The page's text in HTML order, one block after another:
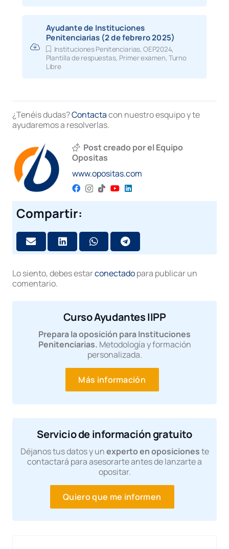
Ayudante de Instituciones
Penitenciarias (2 de febrero 2025)
Instituciones Penitenciarias,OEP2024,
Plantilla de respuestas, Primer examen,Turno
Libre
¿Tenéis dudas?Contactacon nuestro esquipo y te
ayudaremos a resolverlas.
Post creado por el Equipo
Opositas
www.opositas.com
Compartir:
Lo siento, debes estarconectadopara publicar un
comentario.
Curso Ayudantes IIPP
Prepara la oposición para Instituciones
Penitenciarias. Metodología y formación
personalizada.
Más información
Servicio de información gratuito
Déjanos tus datos y unexperto en oposicioneste
contactará para asesorarte antes de lanzarte a
opositar.
Quiero que me informen